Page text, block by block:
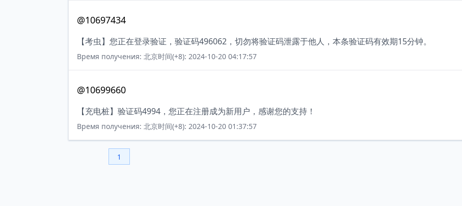
@10697434
【考虫】您正在登录验证，验证码496062，切勿将验证码泄露于他人，本条验证码有效期15分钟。
Время получения: 北京时间(+8): 2024-10-20 04:17:57
@10699660
【充电桩】验证码4994，您正在注册成为新用户，感谢您的支持！
Время получения: 北京时间(+8): 2024-10-20 01:37:57
1